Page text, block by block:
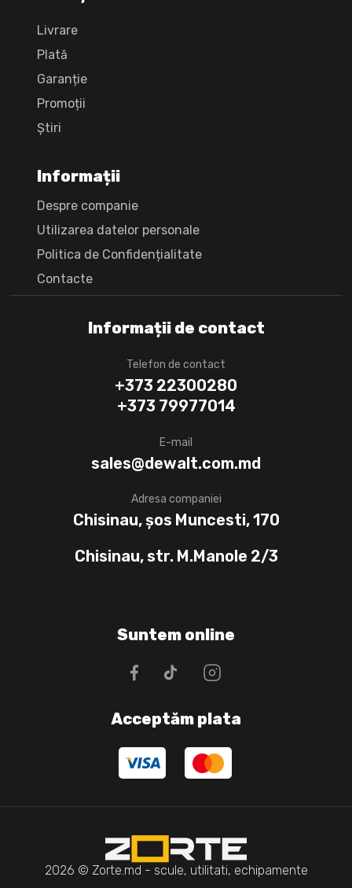
Informații de contact
Telefon de contact
+373 22300280
+373 79977014
E-mail
sales@dewalt.com.md
Adresa companiei
Chisinau, șos Muncesti, 170
Chisinau, str. M.Manole 2/3
Livrare
Plată
Garanție
Promoții
Știri
Informații
Despre companie
Utilizarea datelor personale
Politica de Confidențialitate
Сontacte
Suntem online
Acceptăm plata
2026 © Zorte.md - scule, utilitati, echipamente